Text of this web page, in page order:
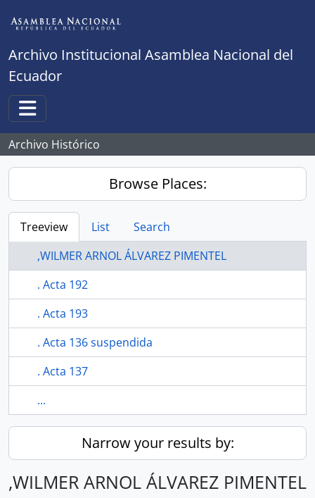
Archivo Institucional Asamblea Nacional del
Ecuador
Toggle navigation
Archivo Histórico
Browse Places:
Treeview List
Search
,WILMER ARNOL ÁLVAREZ PIMENTEL
. Acta 192
. Acta 193
. Acta 136 suspendida
. Acta 137
...
Narrow your results by:
,WILMER ARNOL ÁLVAREZ PIMENTEL